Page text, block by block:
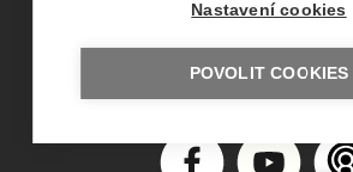
ISSN 1805-8876
Odběr novinek e-mailem
Nastavení cookies
POVOLIT COOKIES